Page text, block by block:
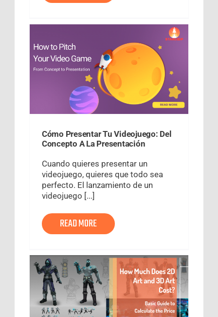
Cómo Presentar Tu Videojuego: Del
Concepto A La Presentación
Cuando quieres presentar un
videojuego, quieres que todo sea
perfecto. El lanzamiento de un
videojuego [...]
READ MORE